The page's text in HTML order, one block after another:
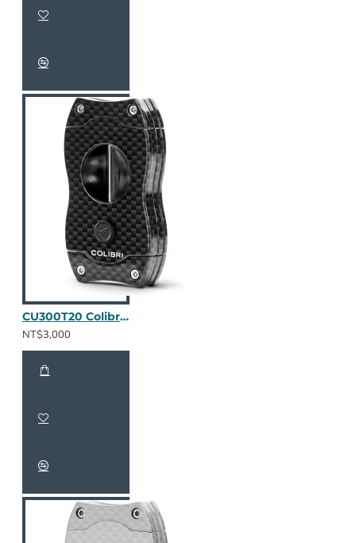
CU300T20 Colibri V-Cut 碳纖維(暗夜黑)
NT$3,000